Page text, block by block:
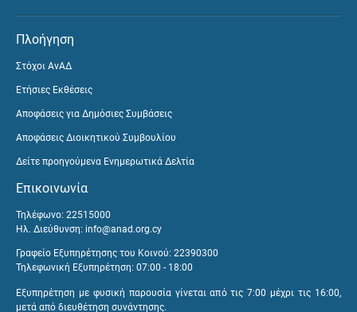
Πλοήγηση
Στόχοι ΑνΑΔ
Ετήσιες Εκθέσεις
Αποφάσεις για Δημόσιες Συμβάσεις
Αποφάσεις Διοικητικού Συμβουλίου
Δείτε προηγούμενα Ενημερωτικά Δελτία
Επικοινωνία
Τηλέφωνο: 22515000
Ηλ. Διεύθυνση: info@anad.org.cy
Γραφείο Εξυπηρέτησης του Κοινού: 22390300
Τηλεφωνική Εξυπηρέτηση: 07:00 - 18:00
Εξυπηρέτηση με φυσική παρουσία γίνεται από τις 7:00 μέχρι τις 16:00,
μετά από διευθέτηση συνάντησης.